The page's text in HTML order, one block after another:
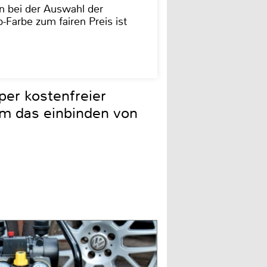
bei der Auswahl der
Farbe zum fairen Preis ist
kostenfreier
das einbinden von